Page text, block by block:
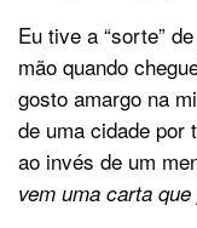
Eu tive a “sorte”
mão quando
gosto amargo na
de uma cidade por
ao invés de um
vem uma carta que